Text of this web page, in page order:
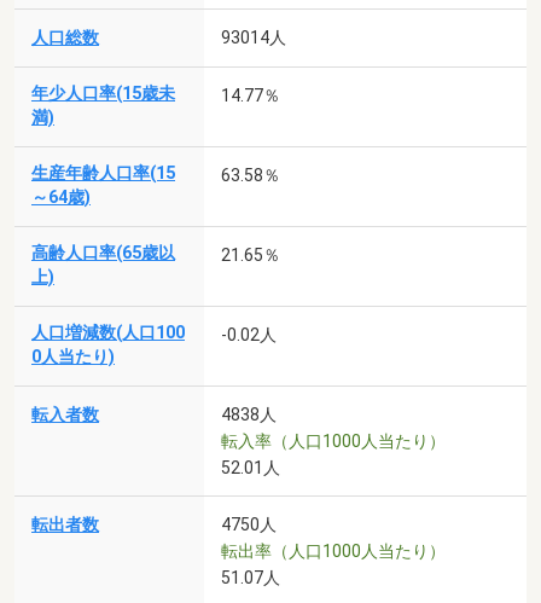
人口総数 93014人
年少人口率(15歳未
満)
14.77％
生産年齢人口率(15
～64歳)
63.58％
高齢人口率(65歳以
上)
21.65％
人口増減数(人口100
0人当たり)
-0.02人
転入者数
4838人
転入率（人口1000人当たり）
52.01人
転出者数
4750人
転出率（人口1000人当たり）
51.07人